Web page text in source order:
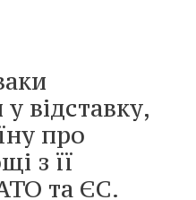
відставку,
про
з її
та ЄС.